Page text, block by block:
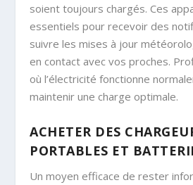
soient toujours chargés. Ces
essentiels pour recevoir des
suivre les mises à jour
en contact avec vos proches.
où l’électricité fonctionne
maintenir une charge optimale.
ACHETER DES
PORTABLES ET
Un moyen efficace de rester